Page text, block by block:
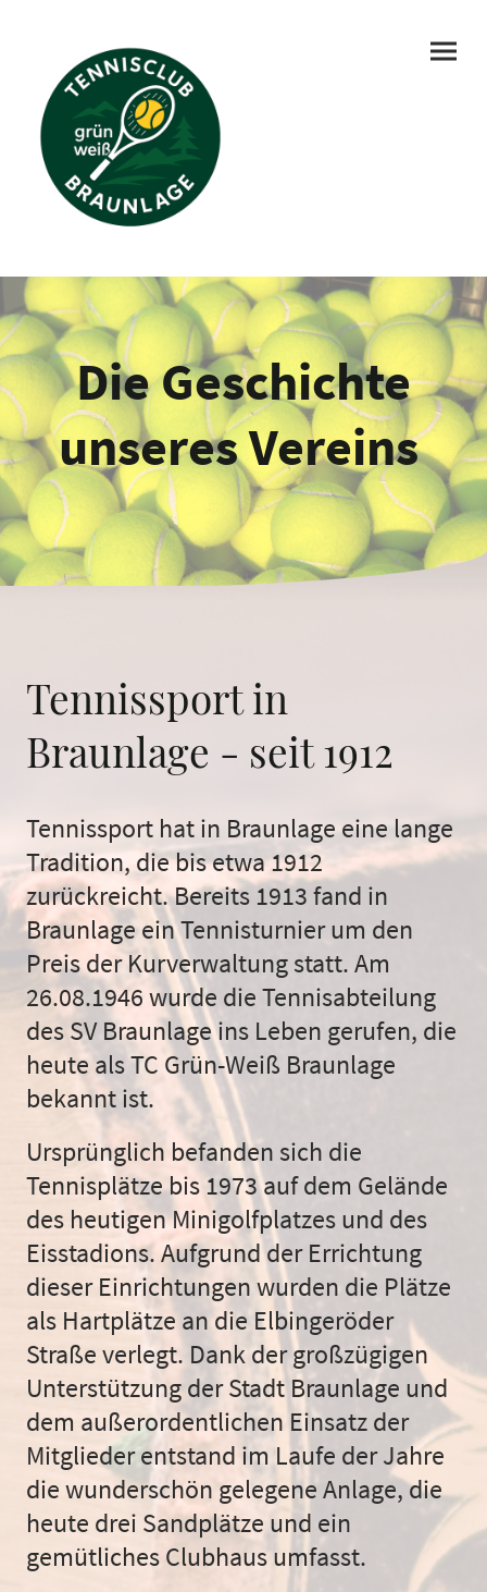
Die Geschichte
unseres Vereins
Tennissport in
Braunlage - seit 1912
Tennissport hat in Braunlage eine lange
Tradition, die bis etwa 1912
zurückreicht. Bereits 1913 fand in
Braunlage ein Tennisturnier um den
Preis der Kurverwaltung statt. Am
26.08.1946 wurde die Tennisabteilung
des SV Braunlage ins Leben gerufen, die
heute als TC Grün-Weiß Braunlage
bekannt ist.
Ursprünglich befanden sich die
Tennisplätze bis 1973 auf dem Gelände
des heutigen Minigolfplatzes und des
Eisstadions. Aufgrund der Errichtung
dieser Einrichtungen wurden die Plätze
als Hartplätze an die Elbingeröder
Straße verlegt. Dank der großzügigen
Unterstützung der Stadt Braunlage und
dem außerordentlichen Einsatz der
Mitglieder entstand im Laufe der Jahre
die wunderschön gelegene Anlage, die
heute drei Sandplätze und ein
gemütliches Clubhaus umfasst.